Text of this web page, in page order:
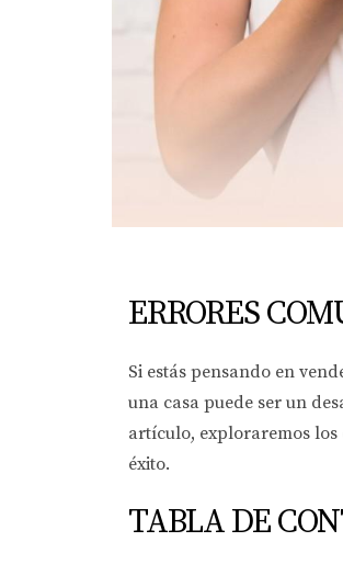
ERRORES
Si estás pensando en
una casa puede ser un
artículo, exploraremos los
éxito.
TABLA DE